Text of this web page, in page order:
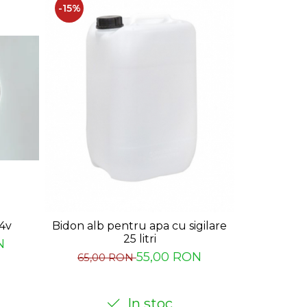
-15%
Bidon alb pentru apa cu sigilare
25 litri
65,00 RON55,00 RON
In stoc